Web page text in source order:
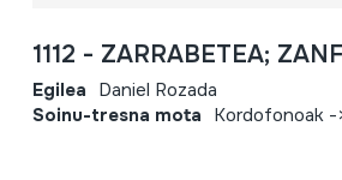
1112 - ZARRABETEA;
Egilea Daniel Rozada
Soinu-tresna mota Kordofonoak -